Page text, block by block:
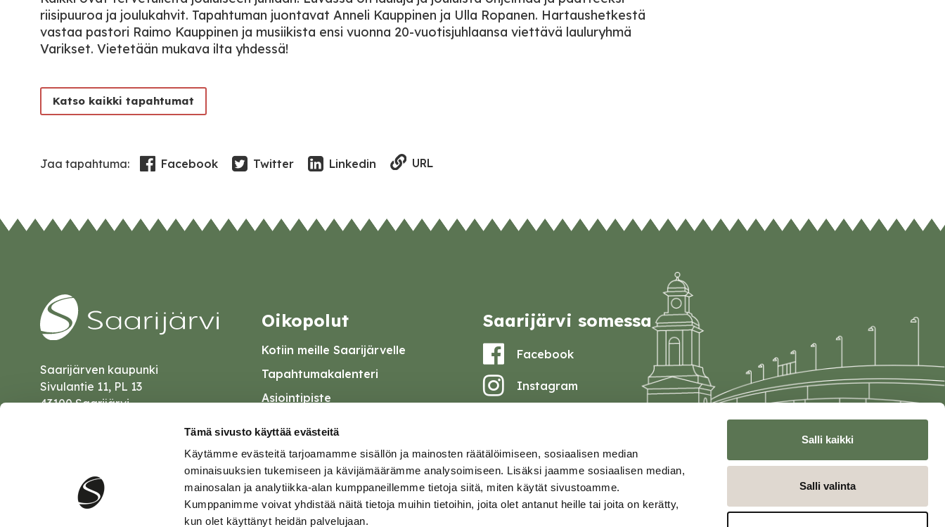
Tämä sivusto käyttää evästeitä
Käytämme evästeitä tarjoamamme sisällön ja mainosten räätälöimiseen, sosiaalisen median
ominaisuuksien tukemiseen ja kävijämäärämme analysoimiseen. Lisäksi jaamme sosiaalisen median,
mainosalan ja analytiikka-alan kumppaneillemme tietoja siitä, miten käytät sivustoamme.
Kumppanimme voivat yhdistää näitä tietoja muihin tietoihin, joita olet antanut heille tai joita on kerätty,
kun olet käyttänyt heidän palvelujaan.
Salli kaikki
Salli valinta
riisipuuroa ja joulukahvit. Tapahtuman juontavat Anneli Kauppinen ja Ulla Ropanen. Hartaushetkestä
vastaa pastori Raimo Kauppinen ja musiikista ensi vuonna 20-vuotisjuhlaansa viettävä lauluryhmä
Varikset. Vietetään mukava ilta yhdessä!
Katso kaikki tapahtumat
Jaa tapahtuma: Facebook Twitter Linkedin URL
Saarijärven kaupunki
Sivulantie 11, PL 13
43100 Saarijärvi
Oikopolut
Kotiin meille Saarijärvelle
Tapahtumakalenteri
Asiointipiste
Palautelomake
Saavutettavuusseloste
Tietosuoja
Saarijärvi somessa
Facebook
Instagram